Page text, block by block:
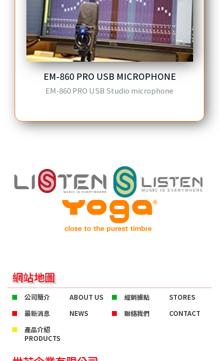
EM-860 PRO USB MICROPHONE
EM-860 PRO USB Studio microphone
網站地圖
公司簡介 ABOUT US 經銷據點
STORES
最新消息
NEWS 聯絡我們
CONTACT
產品介紹
PRODUCTS